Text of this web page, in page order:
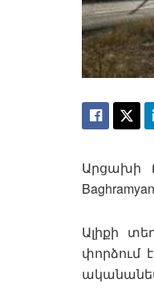
Արցախի
Ալիքի
փորձում